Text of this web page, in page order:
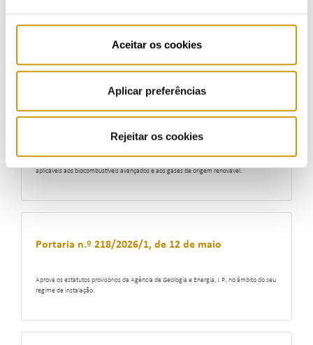
Aceitar os cookies
Aplicar preferências
Rejeitar os cookies
gestão dinâmica da capacidade de ligação à rede elétrica de serviço público após a
atribuição do título de reserva de capacidade.
aplicáveis aos biocombustíveis avançados e aos gases de origem renovável.
Portaria n.º 218/2026/1, de 12 de maio
Aprova os estatutos provisórios da Agência de Geologia e Energia, I. P., no âmbito do seu
regime de instalação.